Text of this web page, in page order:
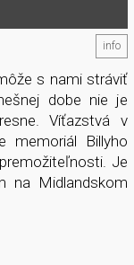
info
s nami stráviť
dobe nie je
Víťazstvá v
memoriál Billyho
Je
na Midlandskom